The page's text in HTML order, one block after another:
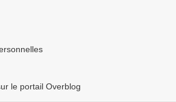
le portail Overblog